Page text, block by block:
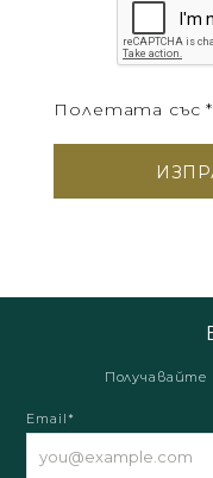
Полетата със
Email*